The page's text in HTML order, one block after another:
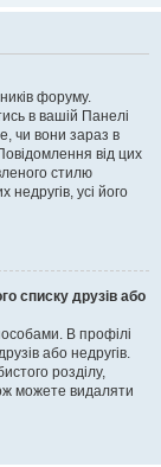
форуму.
в вашій Панелі
чи вони зараз в
від цих
стилю
усі його
списку друзів або
В профілі
або недругів.
розділу,
можете видаляти